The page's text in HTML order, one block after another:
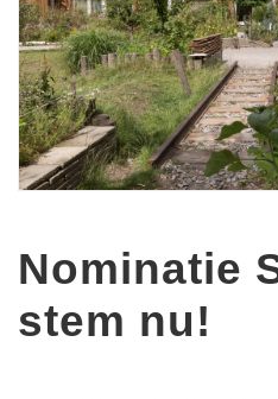
Nominatie
stem nu!